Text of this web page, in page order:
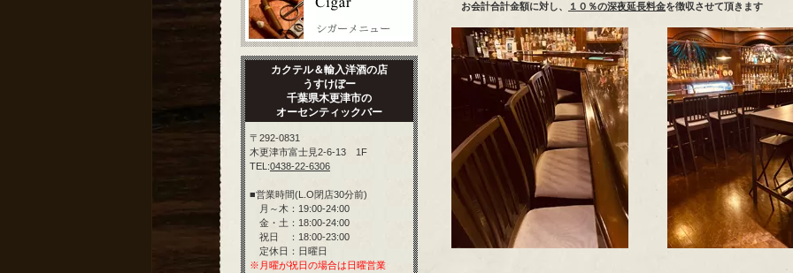
お会計合計金額に対し、
１０％の深夜延長料金を徴収させて頂きます
カクテル＆輸入洋酒の店
うすけぼー
千葉県木更津市の
オーセンティックバー
〒292-0831
木更津市富士見2-6-13 1F
TEL:0438-22-6306
■営業時間(L.O閉店30分前)
月～木：19:00-24:00
金・土：18:00-24:00
祝日 ：18:00-23:00
定休日：日曜日
※月曜が祝日の場合は日曜営業